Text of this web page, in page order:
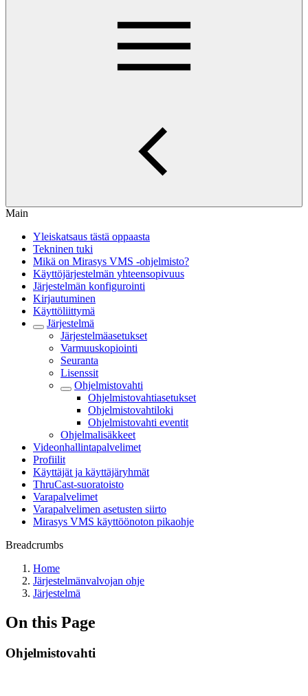
Main
Yleiskatsaus tästä oppaasta
Tekninen tuki
Mikä on Mirasys VMS -ohjelmisto?
Käyttöjärjestelmän yhteensopivuus
Järjestelmän konfigurointi
Kirjautuminen
Käyttöliittymä
Järjestelmä
Järjestelmäasetukset
Varmuuskopiointi
Seuranta
Lisenssit
Ohjelmistovahti
Ohjelmistovahtiasetukset
Ohjelmistovahtiloki
Ohjelmistovahti eventit
Ohjelmalisäkkeet
Videonhallintapalvelimet
Profiilit
Käyttäjät ja käyttäjäryhmät
ThruCast-suoratoisto
Varapalvelimet
Varapalvelimen asetusten siirto
Mirasys VMS käyttöönoton pikaohje
Breadcrumbs
Home
Järjestelmänvalvojan ohje
Järjestelmä
On this Page
Ohjelmistovahti